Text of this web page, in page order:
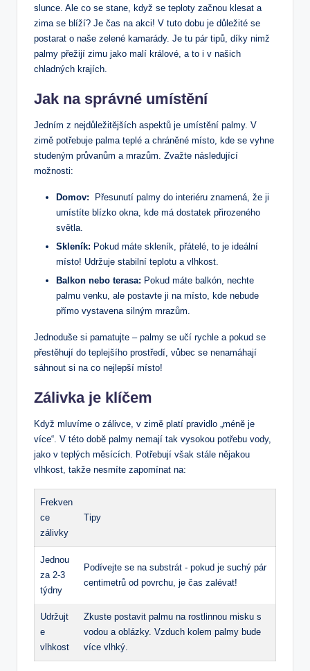
slunce. ​Ale co se ⁤stane, když se teploty začnou klesat‌ a
zima se⁤ blíží? Je ⁣čas na akci! V ⁢tuto dobu je ​důležité⁣ se
postarat o naše zelené kamarády. Je tu pár tipů, díky nimž‌
palmy⁢ přežijí⁢ zimu⁤ jako malí králové, a ‌to i v našich
chladných krajích.
Jak na ⁤správné umístění
Jedním ⁤z nejdůležitějších aspektů ​je‌ umístění palmy. V
zimě potřebuje palma teplé a chráněné⁢ místo, kde se vyhne
studeným ‍průvanům a mrazům. Zvažte následující
možnosti:
Domov: ⁤ Přesunutí palmy do interiéru znamená, že ji
umístíte blízko okna,⁢ kde ⁤má dostatek přirozeného
světla.
Skleník: Pokud máte skleník, přátelé, to je ideální
místo! Udržuje stabilní⁢ teplotu a vlhkost.
Balkon nebo terasa: Pokud máte​ balkón, nechte​
palmu venku, ale postavte⁤ ji na místo, kde nebude
přímo vystavena silným mrazům.
Jednoduše si pamatujte‍ – palmy se učí rychle‌ a pokud se
‍přestěhují do teplejšího prostředí, vůbec se nenamáhají
sáhnout si na ‌co⁤ nejlepší místo!
Zálivka je klíčem
Když mluvíme o zálivce, v⁤ zimě platí pravidlo „méně je
více“. V této době palmy nemají tak vysokou potřebu vody,
jako v⁣ teplých měsících.⁤ Potřebují však stále nějakou
vlhkost, takže ‌nesmíte zapomínat na:
Frekven
ce
zálivky
Tipy
Jednou
⁣za 2-3
týdny
Podívejte se na substrát -‍ pokud ​je​ suchý pár
centimetrů od povrchu,​ je čas zalévat!
Udržujt
e
vlhkost
Zkuste postavit palmu na ‍rostlinnou misku s⁢
vodou a oblázky. Vzduch kolem palmy bude
více vlhký.